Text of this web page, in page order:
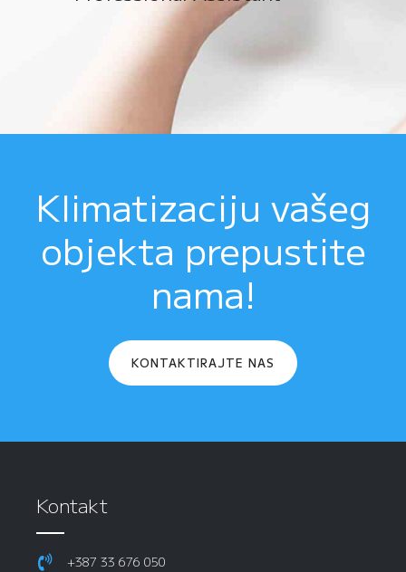
Klimatizaciju vašeg
objekta prepustite
nama!
KONTAKTIRAJTE NAS
Kontakt
+387 33 676 050